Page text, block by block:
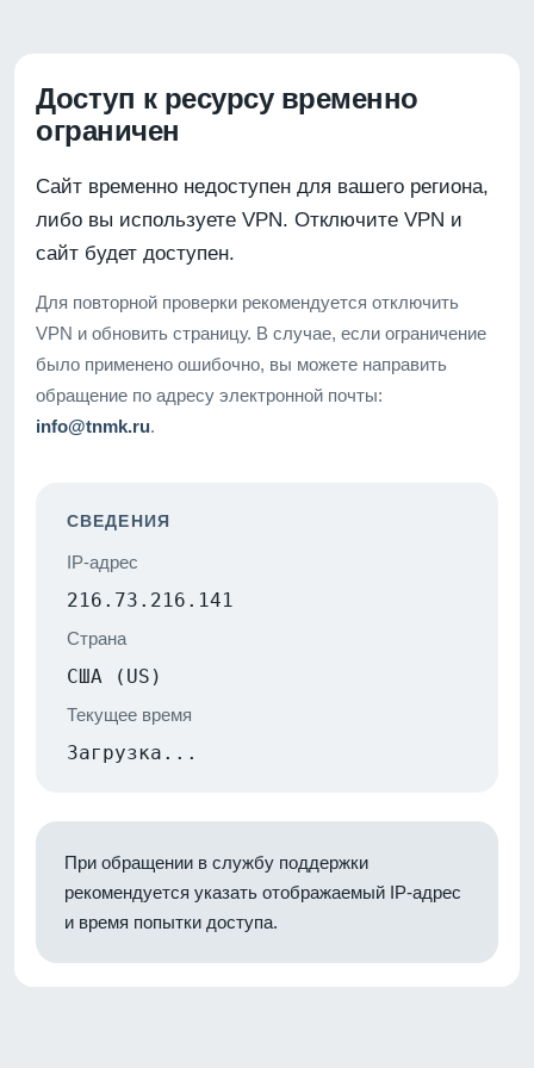
Доступ к ресурсу временно
ограничен
Сайт временно недоступен для вашего региона,
либо вы используете VPN. Отключите VPN и
сайт будет доступен.
Для повторной проверки рекомендуется отключить
VPN и обновить страницу. В случае, если ограничение
было применено ошибочно, вы можете направить
обращение по адресу электронной почты:
info@tnmk.ru.
СВЕДЕНИЯ
IP-адрес
216.73.216.141
Страна
США (US)
Текущее время
Загрузка...
При обращении в службу поддержки
рекомендуется указать отображаемый IP-адрес
и время попытки доступа.